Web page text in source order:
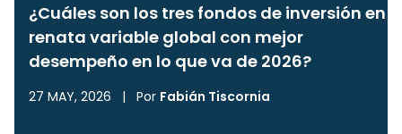
¿Cuáles son los tres fondos de inversión en
renata variable global con mejor
desempeño en lo que va de 2026?
27 MAY, 2026 | Por Fabián Tiscornia